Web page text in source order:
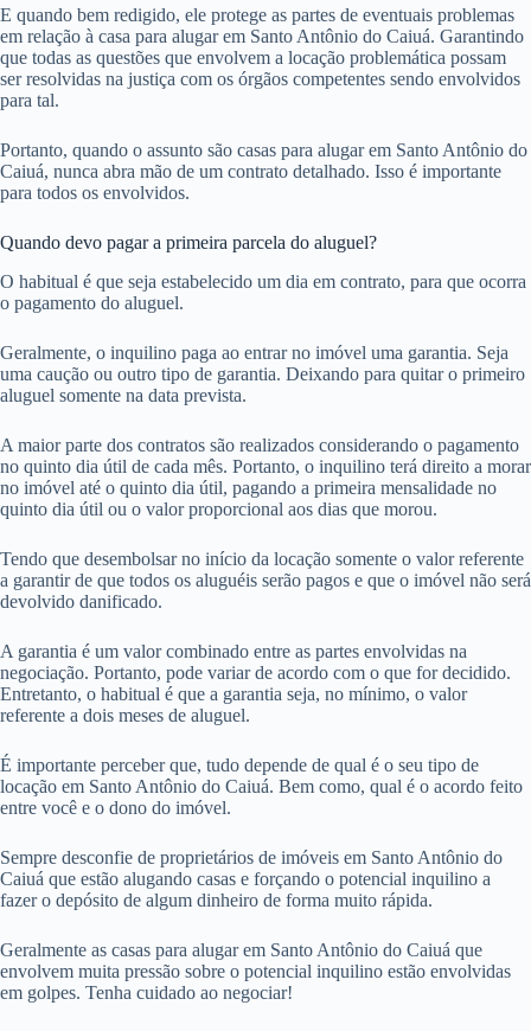
E quando bem redigido, ele protege as partes de eventuais problemas
em relação à casa para alugar em Santo Antônio do Caiuá. Garantindo
que todas as questões que envolvem a locação problemática possam
ser resolvidas na justiça com os órgãos competentes sendo envolvidos
para tal.
Portanto, quando o assunto são casas para alugar em Santo Antônio do
Caiuá, nunca abra mão de um contrato detalhado. Isso é importante
para todos os envolvidos.
Quando devo pagar a primeira parcela do aluguel?
O habitual é que seja estabelecido um dia em contrato, para que ocorra
o pagamento do aluguel.
Geralmente, o inquilino paga ao entrar no imóvel uma garantia. Seja
uma caução ou outro tipo de garantia. Deixando para quitar o primeiro
aluguel somente na data prevista.
A maior parte dos contratos são realizados considerando o pagamento
no quinto dia útil de cada mês. Portanto, o inquilino terá direito a morar
no imóvel até o quinto dia útil, pagando a primeira mensalidade no
quinto dia útil ou o valor proporcional aos dias que morou.
Tendo que desembolsar no início da locação somente o valor referente
a garantir de que todos os aluguéis serão pagos e que o imóvel não será
devolvido danificado.
A garantia é um valor combinado entre as partes envolvidas na
negociação. Portanto, pode variar de acordo com o que for decidido.
Entretanto, o habitual é que a garantia seja, no mínimo, o valor
referente a dois meses de aluguel.
É importante perceber que, tudo depende de qual é o seu tipo de
locação em Santo Antônio do Caiuá. Bem como, qual é o acordo feito
entre você e o dono do imóvel.
Sempre desconfie de proprietários de imóveis em Santo Antônio do
Caiuá que estão alugando casas e forçando o potencial inquilino a
fazer o depósito de algum dinheiro de forma muito rápida.
Geralmente as casas para alugar em Santo Antônio do Caiuá que
envolvem muita pressão sobre o potencial inquilino estão envolvidas
em golpes. Tenha cuidado ao negociar!